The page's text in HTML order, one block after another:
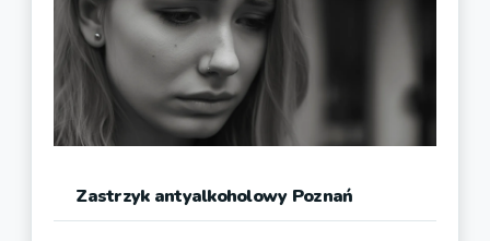
Zastrzyk antyalkoholowy Poznań